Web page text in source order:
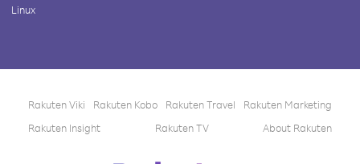
Linux
Rakuten Viki Rakuten Kobo Rakuten Travel
Rakuten Marketing
Rakuten Insight
Rakuten TV About Rakuten